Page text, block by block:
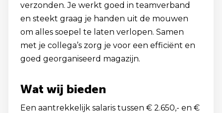
verzonden. Je werkt goed in teamverband
en steekt graag je handen uit de mouwen
om alles soepel te laten verlopen. Samen
met je collega’s zorg je voor een efficiënt en
goed georganiseerd magazijn.
Wat wij bieden
Een aantrekkelijk salaris tussen € 2.650,- en €